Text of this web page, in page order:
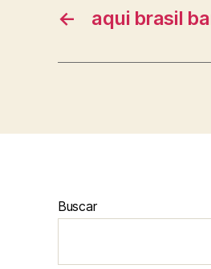
← aqui brasil
Buscar